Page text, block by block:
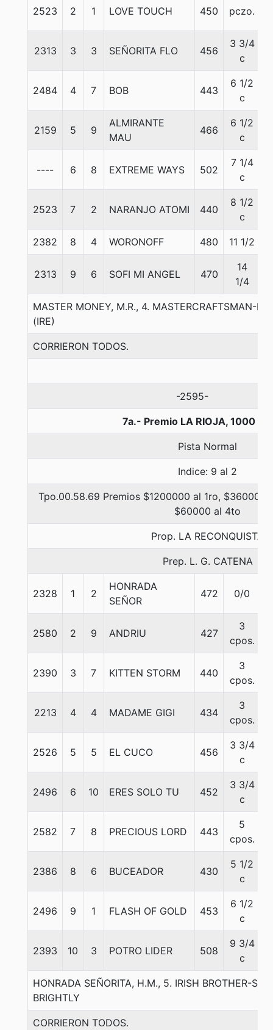
2523 2 1 LOVE TOUCH 450 pczo.
2313 3 3 SEÑORITA FLO 456
3 3/4
c
2484 4 7 BOB 443
6 1/2
c
2159 5 9
ALMIRANTE
MAU
466
6 1/2
c
---- 6 8 EXTREME WAYS 502
7 1/4
c
2523 7 2 NARANJO ATOMI 440
8 1/2
c
2382 8 4 WORONOFF 480 11 1/2
2313 9 6 SOFI MI ANGEL 470
14
1/4
MASTER MONEY, M.R., 4. MASTERCRAFTSMAN-
(IRE)
CORRIERON TODOS.
-2595-
7a.- Premio LA RIOJA, 1000
Pista Normal
Indice: 9 al 2
Tpo.00.58.69 Premios $1200000 al 1ro, $360000
$60000 al 4to
Prop. LA RECONQUISTA
Prep. L. G. CATENA
2328 1 2
HONRADA
SEÑOR
472 0/0
2580 2 9 ANDRIU 427
3
cpos.
2390 3 7 KITTEN STORM 440
3
cpos.
2213 4 4 MADAME GIGI 434
3
cpos.
2526 5 5 EL CUCO 456
3 3/4
c
2496 6 10 ERES SOLO TU 452
3 3/4
c
2582 7 8 PRECIOUS LORD 443
5
cpos.
2386 8 6 BUCEADOR 430
5 1/2
c
2496 9 1 FLASH OF GOLD 453
6 1/2
c
2393 10 3 POTRO LIDER 508
9 3/4
c
HONRADA SEÑORITA, H.M., 5. IRISH BROTHER-
BRIGHTLY
CORRIERON TODOS.